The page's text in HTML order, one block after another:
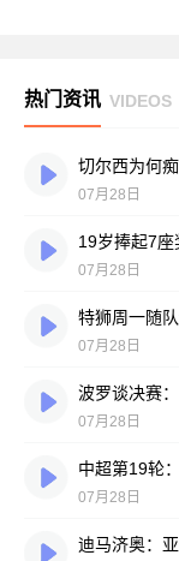
热门资讯 VIDEOS
07月28日
19岁捧起7
07月28日
07月28日
07月28日
07月28日